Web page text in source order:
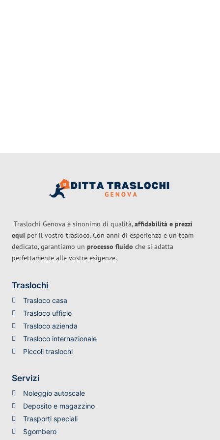
Traslochi Genova è sinonimo di qualità,affidabilità e prezzi
equi per il vostro trasloco. Con anni di esperienza e un team
dedicato, garantiamo un processo fluido che si adatta
perfettamente alle vostre esigenze.
Traslochi
Trasloco casa
Trasloco ufficio
Trasloco azienda
Trasloco internazionale
Piccoli traslochi
Servizi
Noleggio autoscale
Deposito e magazzino
Trasporti speciali
Sgombero